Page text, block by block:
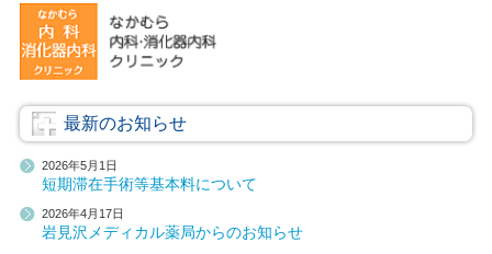
最新のお知らせ
2026年5月1日
短期滞在手術等基本料について
2026年4月17日
岩見沢メディカル薬局からのお知らせ